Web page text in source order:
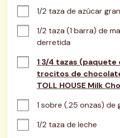
1/2 taza de azúcar
1/2 taza (1 barra) de
derretida
1 3/4 tazas (paquete
trocitos de
TOLL HOUSE Milk
1 sobre (.25 onzas) de
1/2 taza de leche